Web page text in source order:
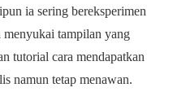
ia sering bereksperimen
tampilan yang
tutorial cara mendapatkan
namun tetap menawan.